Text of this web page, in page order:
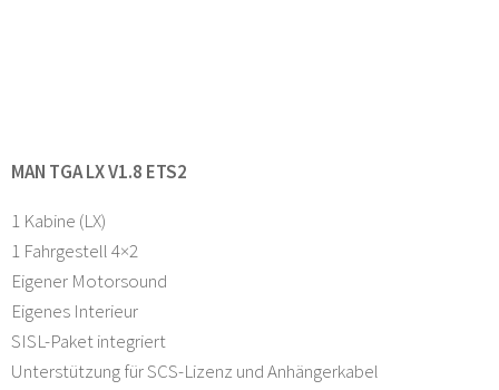
MAN TGA LX V1.8 ETS2
1 Kabine (LX)
1 Fahrgestell 4×2
Eigener Motorsound
Eigenes Interieur
SISL-Paket integriert
Unterstützung für SCS-Lizenz und Anhängerkabel